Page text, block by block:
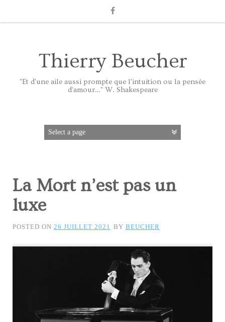
Thierry Beucher
"Et d'une aile aussi prompte que l'intuition ou la pensée
d'amour…" W. Shakespeare
La Mort n’est pas un
luxe
POSTED ON 26 JUILLET 2021 BY BEUCHER